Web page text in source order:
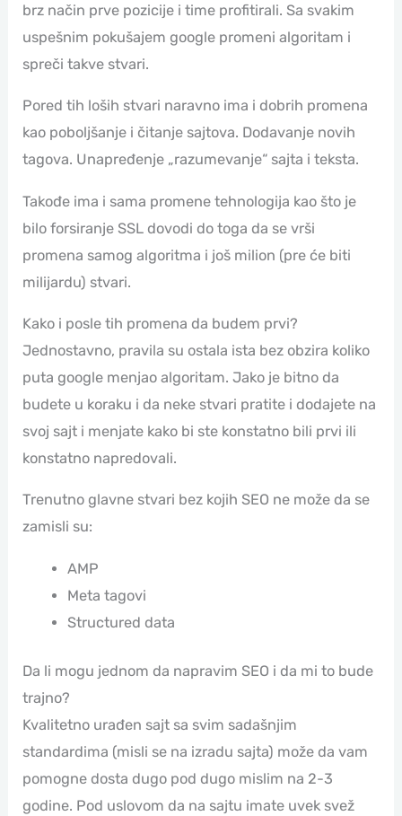
brz način prve pozicije i time profitirali. Sa svakim
uspešnim pokušajem google promeni algoritam i
spreči takve stvari.
Pored tih loših stvari naravno ima i dobrih promena
kao poboljšanje i čitanje sajtova. Dodavanje novih
tagova. Unapređenje „razumevanje“ sajta i teksta.
Takođe ima i sama promene tehnologija kao što je
bilo forsiranje SSL dovodi do toga da se vrši
promena samog algoritma i još milion (pre će biti
milijardu) stvari.
Kako i posle tih promena da budem prvi?
Jednostavno, pravila su ostala ista bez obzira koliko
puta google menjao algoritam. Jako je bitno da
budete u koraku i da neke stvari pratite i dodajete na
svoj sajt i menjate kako bi ste konstatno bili prvi ili
konstatno napredovali.
Trenutno glavne stvari bez kojih SEO ne može da se
zamisli su:
AMP
Meta tagovi
Structured data
Da li mogu jednom da napravim SEO i da mi to bude
trajno?
Kvalitetno urađen sajt sa svim sadašnjim
standardima (misli se na izradu sajta) može da vam
pomogne dosta dugo pod dugo mislim na 2-3
godine. Pod uslovom da na sajtu imate uvek svež